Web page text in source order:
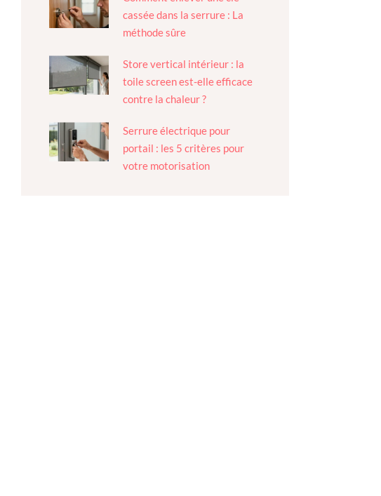
cassée dans la serrure : La
méthode sûre
Store vertical intérieur : la
toile screen est-elle efficace
contre la chaleur ?
Serrure électrique pour
portail : les 5 critères pour
votre motorisation